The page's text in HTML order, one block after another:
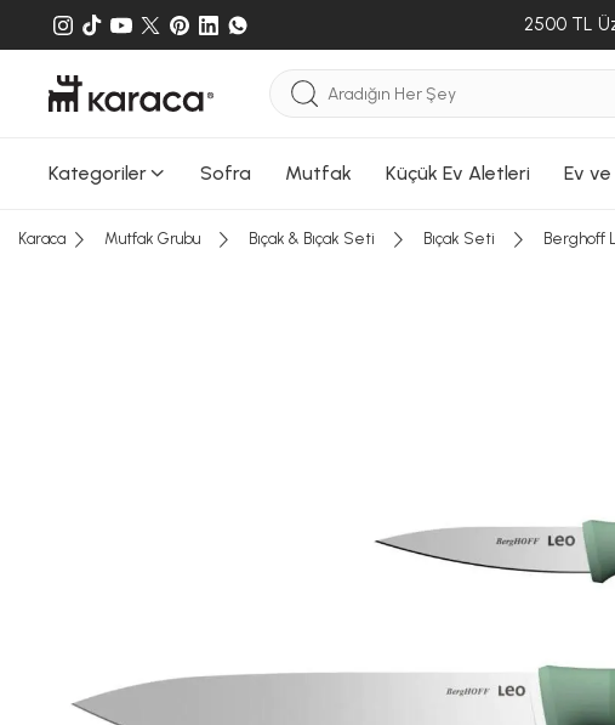
2500 TL
Kategoriler Sofra Mutfak Küçük Ev Aletleri Ev
Karaca Mutfak Grubu Bıçak & Bıçak Seti Bıçak Seti Berghoff